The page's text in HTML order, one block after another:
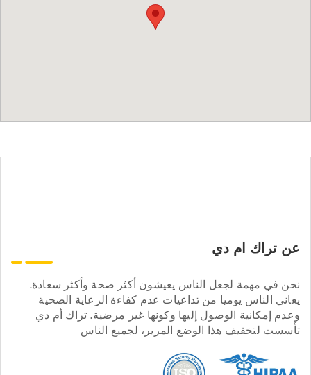
عن تراك ام دي
نحن في مهمة لجعل الناس يعيشون أكثر صحة وأكثر سعادة.
يعاني الناس يوميا من تداعيات عدم كفاءة الرعاية الصحية
وعدم إمكانية الوصول إليها وكونها غير مرضية. تراك أم دي
تأسست لتخفيف هذا الوضع المرير، لجميع الناس